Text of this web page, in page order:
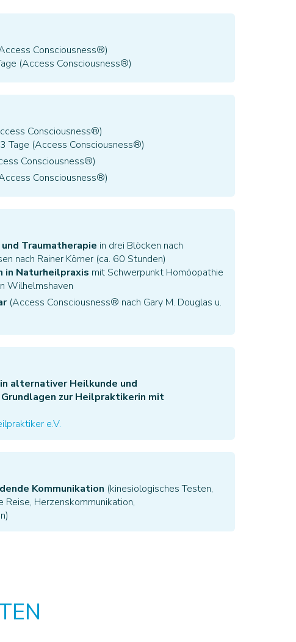
Consciousness®)
(Access Consciousness®)
Consciousness®)
3 Tage (Access Consciousness®)
Consciousness®)
Consciousness®)
Traumatherapie in drei Blöcken nach
nach Rainer Körner (ca. 60 Stunden)
in Naturheilpraxis mit Schwerpunkt Homöopathie
Wilhelmshaven
(Access Consciousness® nach Gary M. Douglas u.
alternativer Heilkunde und
zur Heilpraktikerin mit
e.V.
Kommunikation (kinesiologisches Testen,
Reise, Herzenskommunikation,